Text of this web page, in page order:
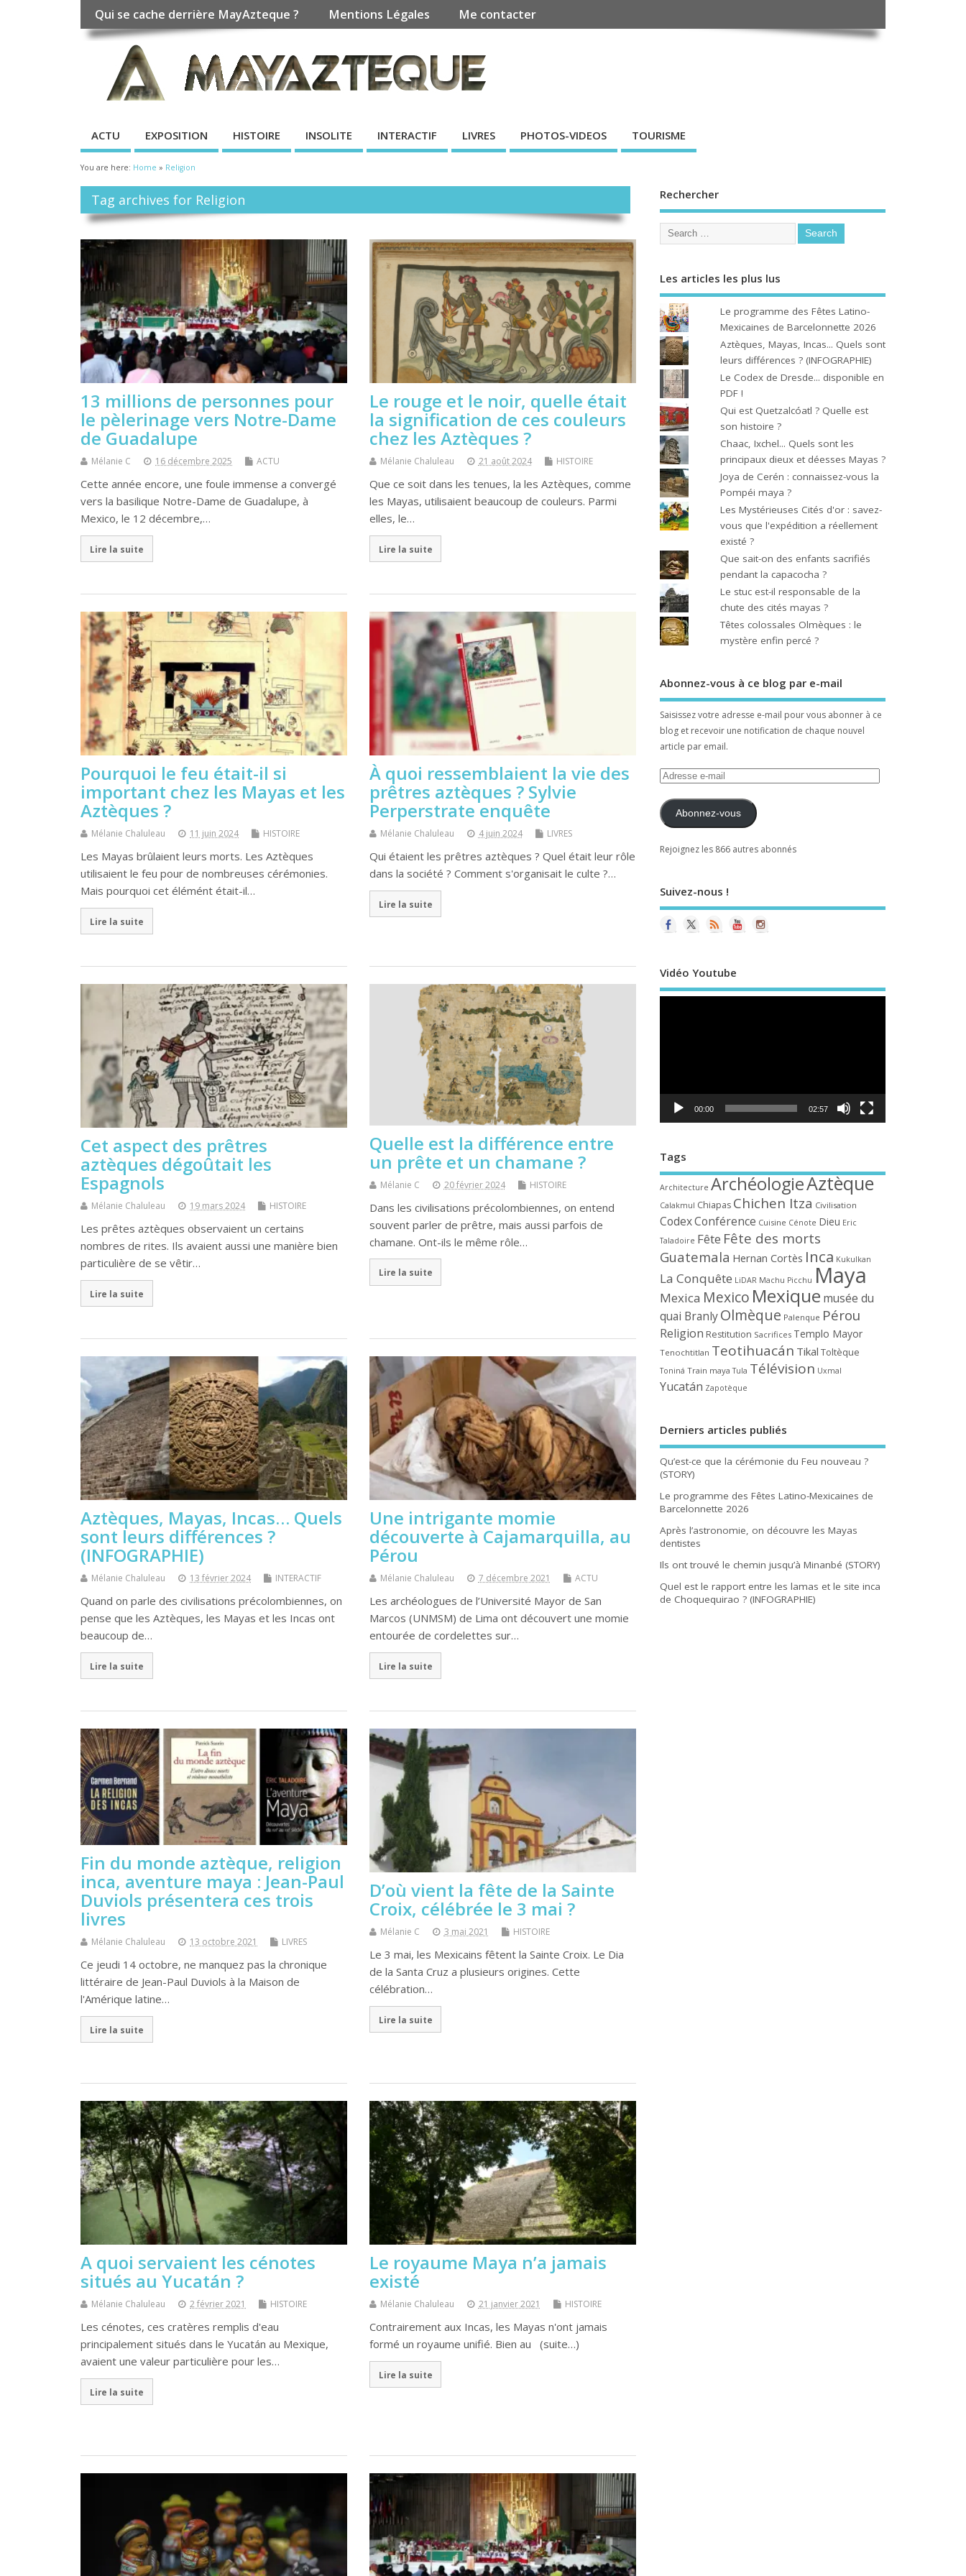
Qui se cache derrière MayAzteque ? Mentions Légales Me contacter
ACTU EXPOSITION HISTOIRE INSOLITE INTERACTIF LIVRES PHOTOS-VIDEOS TOURISME
You are here: Home » Religion
Tag archives for Religion
13 millions de personnes pour
le pèlerinage vers Notre-Dame
de Guadalupe
Mélanie C 16 décembre 2025 ACTU
Cette année encore, une foule immense a convergé
vers la basilique Notre-Dame de Guadalupe, à
Mexico, le 12 décembre,…
Lire la suite
Le rouge et le noir, quelle était
la signification de ces couleurs
chez les Aztèques ?
Mélanie Chaluleau 21 août 2024 HISTOIRE
Que ce soit dans les tenues, la les Aztèques, comme
les Mayas, utilisaient beaucoup de couleurs. Parmi
elles, le…
Lire la suite
Pourquoi le feu était-il si
important chez les Mayas et les
Aztèques ?
Mélanie Chaluleau 11 juin 2024 HISTOIRE
Les Mayas brûlaient leurs morts. Les Aztèques
utilisaient le feu pour de nombreuses cérémonies.
Mais pourquoi cet élémént était-il…
Lire la suite
À quoi ressemblaient la vie des
prêtres aztèques ? Sylvie
Perperstrate enquête
Mélanie Chaluleau 4 juin 2024 LIVRES
Qui étaient les prêtres aztèques ? Quel était leur rôle
dans la société ? Comment s'organisait le culte ?…
Lire la suite
Cet aspect des prêtres
aztèques dégoûtait les
Espagnols
Mélanie Chaluleau 19 mars 2024 HISTOIRE
Les prêtes aztèques observaient un certains
nombres de rites. Ils avaient aussi une manière bien
particulière de se vêtir…
Lire la suite
Quelle est la différence entre
un prête et un chamane ?
Mélanie C 20 février 2024 HISTOIRE
Dans les civilisations précolombiennes, on entend
souvent parler de prêtre, mais aussi parfois de
chamane. Ont-ils le même rôle…
Lire la suite
Aztèques, Mayas, Incas… Quels
sont leurs différences ?
(INFOGRAPHIE)
Mélanie Chaluleau 13 février 2024 INTERACTIF
Quand on parle des civilisations précolombiennes, on
pense que les Aztèques, les Mayas et les Incas ont
beaucoup de…
Lire la suite
Une intrigante momie
découverte à Cajamarquilla, au
Pérou
Mélanie Chaluleau 7 décembre 2021 ACTU
Les archéologues de l’Université Mayor de San
Marcos (UNMSM) de Lima ont découvert une momie
entourée de cordelettes sur…
Lire la suite
Fin du monde aztèque, religion
inca, aventure maya : Jean-Paul
Duviols présentera ces trois
livres
Mélanie Chaluleau 13 octobre 2021 LIVRES
Ce jeudi 14 octobre, ne manquez pas la chronique
littéraire de Jean-Paul Duviols à la Maison de
l'Amérique latine…
Lire la suite
D’où vient la fête de la Sainte
Croix, célébrée le 3 mai ?
Mélanie C 3 mai 2021 HISTOIRE
Le 3 mai, les Mexicains fêtent la Sainte Croix. Le Dia
de la Santa Cruz a plusieurs origines. Cette
célébration…
Lire la suite
A quoi servaient les cénotes
situés au Yucatán ?
Mélanie Chaluleau 2 février 2021 HISTOIRE
Les cénotes, ces cratères remplis d'eau
principalement situés dans le Yucatán au Mexique,
avaient une valeur particulière pour les…
Lire la suite
Le royaume Maya n’a jamais
existé
Mélanie Chaluleau 21 janvier 2021 HISTOIRE
Contrairement aux Incas, les Mayas n'ont jamais
formé un royaume unifié. Bien au (suite…)
Lire la suite
Rechercher
Les articles les plus lus
Le programme des Fêtes Latino-
Mexicaines de Barcelonnette 2026
Aztèques, Mayas, Incas... Quels sont
leurs différences ? (INFOGRAPHIE)
Le Codex de Dresde... disponible en
PDF !
Qui est Quetzalcóatl ? Quelle est
son histoire ?
Chaac, Ixchel... Quels sont les
principaux dieux et déesses Mayas ?
Joya de Cerén : connaissez-vous la
Pompéi maya ?
Les Mystérieuses Cités d'or : savez-
vous que l'expédition a réellement
existé ?
Que sait-on des enfants sacrifiés
pendant la capacocha ?
Le stuc est-il responsable de la
chute des cités mayas ?
Têtes colossales Olmèques : le
mystère enfin percé ?
Abonnez-vous à ce blog par e-mail
Saisissez votre adresse e-mail pour vous abonner à ce
blog et recevoir une notification de chaque nouvel
article par email.
Abonnez-vous
Rejoignez les 866 autres abonnés
Suivez-nous !
Vidéo Youtube
vidéo
00:00 02:57
Tags
Architecture ArchéologieAztèque
Calakmul Chiapas Chichen Itza Civilisation
CodexConférence Cuisine Cénote Dieu Eric
Taladoire Fête Fête des morts
Guatemala Hernan Cortès Inca Kukulkan
La Conquête LiDAR Machu Picchu Maya
Mexica Mexico Mexique musée du
quai BranlyOlmèque Palenque Pérou
Religion Restitution Sacrifices Templo Mayor
Tenochtitlan Teotihuacán Tikal Toltèque
Toniná Train maya Tula Télévision Uxmal
Yucatán Zapotèque
Derniers articles publiés
Qu’est-ce que la cérémonie du Feu nouveau ?
(STORY)
Le programme des Fêtes Latino-Mexicaines de
Barcelonnette 2026
Après l’astronomie, on découvre les Mayas
dentistes
Ils ont trouvé le chemin jusqu’à Minanbé (STORY)
Quel est le rapport entre les lamas et le site inca
de Choquequirao ? (INFOGRAPHIE)